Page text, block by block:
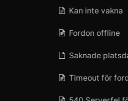
Kan inte vakna
Fordon offline
Saknade
Timeout för